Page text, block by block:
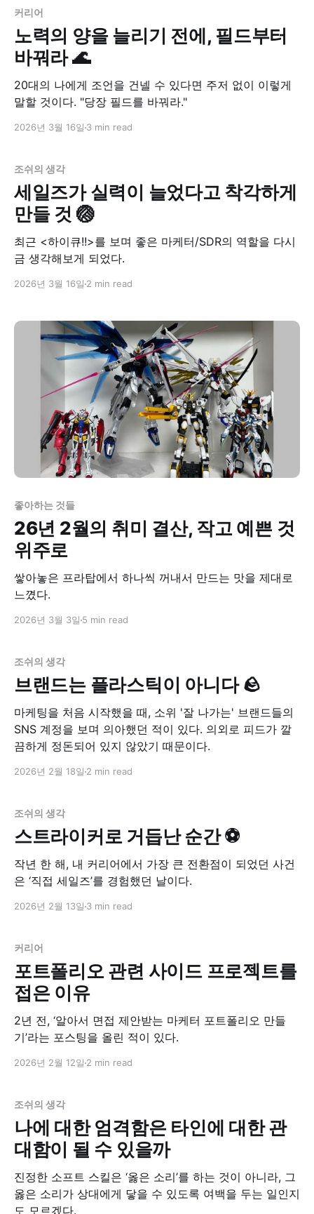
커리어
노력의 양을 늘리기 전에, 필드부터
바꿔라 🌊
20대의 나에게 조언을 건넬 수 있다면 주저 없이 이렇게
말할 것이다. "당장 필드를 바꿔라."
2026년 3월 16일 3 min read
조쉬의 생각
세일즈가 실력이 늘었다고 착각하게
만들 것 🏐
최근 <하이큐!!>를 보며 좋은 마케터/SDR의 역할을 다시
금 생각해보게 되었다.
2026년 3월 16일 2 min read
좋아하는 것들
26년 2월의 취미 결산, 작고 예쁜 것
위주로
쌓아놓은 프라탑에서 하나씩 꺼내서 만드는 맛을 제대로
느꼈다.
2026년 3월 3일 5 min read
조쉬의 생각
브랜드는 플라스틱이 아니다 🪨
마케팅을 처음 시작했을 때, 소위 '잘 나가는' 브랜드들의
SNS 계정을 보며 의아했던 적이 있다. 의외로 피드가 깔
끔하게 정돈되어 있지 않았기 때문이다.
2026년 2월 18일 2 min read
조쉬의 생각
스트라이커로 거듭난 순간 ⚽
작년 한 해, 내 커리어에서 가장 큰 전환점이 되었던 사건
은 ‘직접 세일즈’를 경험했던 날이다.
2026년 2월 13일 3 min read
커리어
포트폴리오 관련 사이드 프로젝트를
접은 이유
2년 전, ‘알아서 면접 제안받는 마케터 포트폴리오 만들
기’라는 포스팅을 올린 적이 있다.
2026년 2월 12일 2 min read
조쉬의 생각
나에 대한 엄격함은 타인에 대한 관
대함이 될 수 있을까
진정한 소프트 스킬은 ‘옳은 소리’를 하는 것이 아니라, 그
옳은 소리가 상대에게 닿을 수 있도록 여백을 두는 일인지
도 모르겠다.